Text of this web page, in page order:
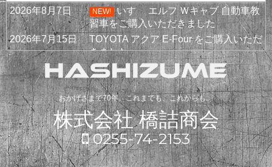
2026年8月7日
NEW!
いすゞ エルフ Ｗキャブ 自動車教
習車をご購入いただきました
2026年7月15日
TOYOTA アクア E-Four をご購入いただ
きました
2026年6月28日
日野 デュトロ 横綱ダンプをご購入いた
だきました！
2026年6月15日
新型 クラウン ESTATE "THE 70 th" を
ご購入いただきました
2026年5月20日
いすゞ エルフ冷凍車をお買い上げいた
だきました！
2026年5月5日
SUBARUフォレスターをご購入いただ
おかげさまで70年。これまでも、これからも。
株式会社 橋詰商会
0255-74-2153